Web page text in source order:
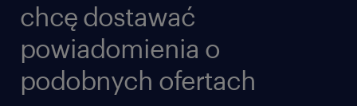
chcę dostawać
powiadomienia o
podobnych ofertach